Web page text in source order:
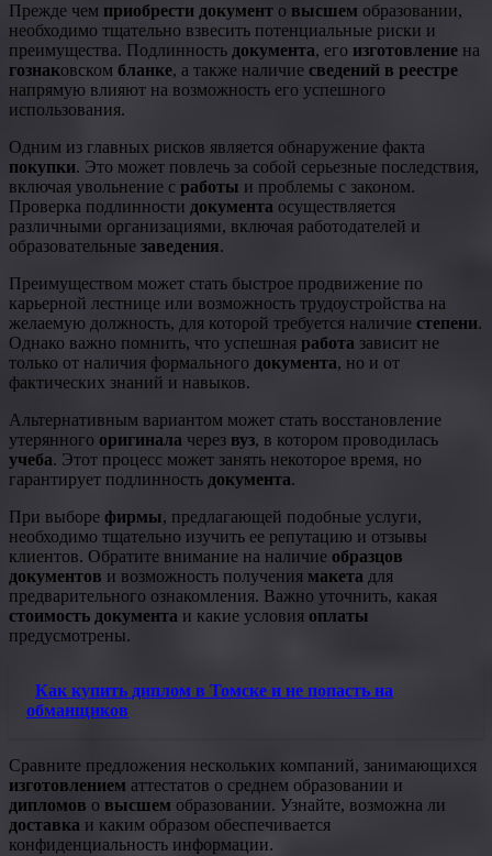
Прежде чем приобрести документ о высшем образовании,
необходимо тщательно взвесить потенциальные риски и
преимущества. Подлинность документа, его изготовление на
гознаковском бланке, а также наличие сведений в реестре
напрямую влияют на возможность его успешного
использования.
Одним из главных рисков является обнаружение факта
покупки. Это может повлечь за собой серьезные последствия,
включая увольнение с работы и проблемы с законом.
Проверка подлинности документа осуществляется
различными организациями, включая работодателей и
образовательные заведения.
Преимуществом может стать быстрое продвижение по
карьерной лестнице или возможность трудоустройства на
желаемую должность, для которой требуется наличие степени.
Однако важно помнить, что успешная работа зависит не
только от наличия формального документа, но и от
фактических знаний и навыков.
Альтернативным вариантом может стать восстановление
утерянного оригинала через вуз, в котором проводилась
учеба. Этот процесс может занять некоторое время, но
гарантирует подлинность документа.
При выборе фирмы, предлагающей подобные услуги,
необходимо тщательно изучить ее репутацию и отзывы
клиентов. Обратите внимание на наличие образцов
документов и возможность получения макета для
предварительного ознакомления. Важно уточнить, какая
стоимость документа и какие условия оплаты
предусмотрены.
Как купить диплом в Томске и не попасть на
обманщиков
Сравните предложения нескольких компаний, занимающихся
изготовлением аттестатов о среднем образовании и
дипломов о высшем образовании. Узнайте, возможна ли
доставка и каким образом обеспечивается
конфиденциальность информации.